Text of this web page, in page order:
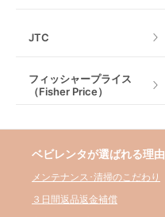
JTC
フィッシャープライス
（Fisher Price）
ベビレンタが選ばれる理由
メンテナンス･清掃のこだわり
３日間返品返金補償